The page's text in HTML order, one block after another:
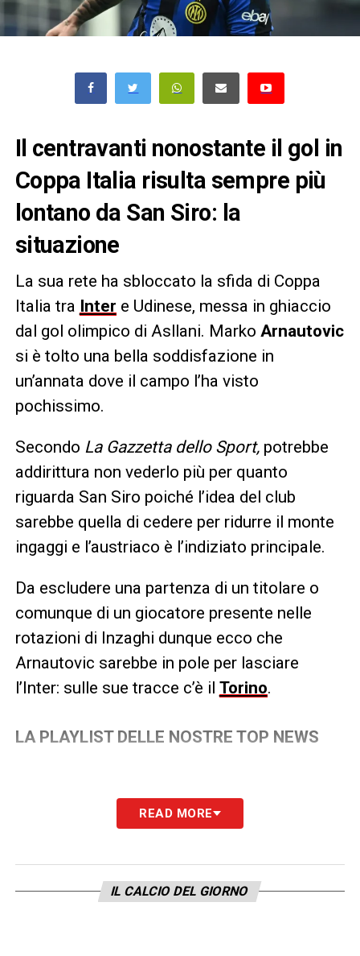
Il centravanti nonostante il gol in
Coppa Italia risulta sempre più
lontano da San Siro: la
situazione
La sua rete ha sbloccato la sfida di Coppa
Italia tra Inter e Udinese, messa in ghiaccio
dal gol olimpico di Asllani. Marko Arnautovic
si è tolto una bella soddisfazione in
un’annata dove il campo l’ha visto
pochissimo.
Secondo La Gazzetta dello Sport, potrebbe
addirittura non vederlo più per quanto
riguarda San Siro poiché l’idea del club
sarebbe quella di cedere per ridurre il monte
ingaggi e l’austriaco è l’indiziato principale.
Da escludere una partenza di un titolare o
comunque di un giocatore presente nelle
rotazioni di Inzaghi dunque ecco che
Arnautovic sarebbe in pole per lasciare
l’Inter: sulle sue tracce c’è il Torino.
LA PLAYLIST DELLE NOSTRE TOP NEWS
READ MORE
IL CALCIO DEL GIORNO